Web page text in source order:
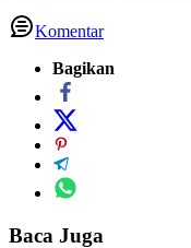
Komentar
Bagikan
Baca Juga